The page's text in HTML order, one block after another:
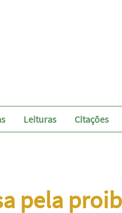
Leituras Citações
pela